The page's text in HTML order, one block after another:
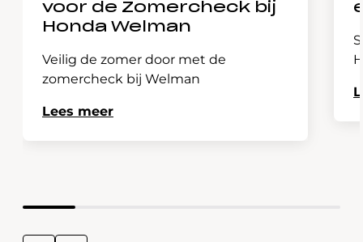
voor de Zomercheck bij
Honda Welman
Veilig de zomer door met de
zomercheck bij Welman
Lees meer